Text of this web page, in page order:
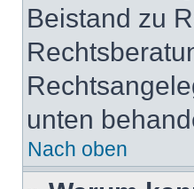
Beistand zu
unten
Nach oben